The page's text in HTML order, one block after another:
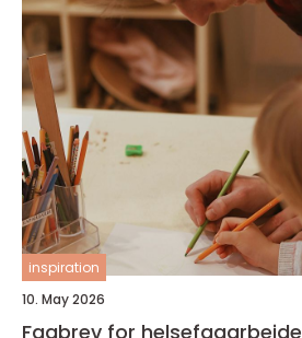
inspiration
10. May 2026
Fagbrev for